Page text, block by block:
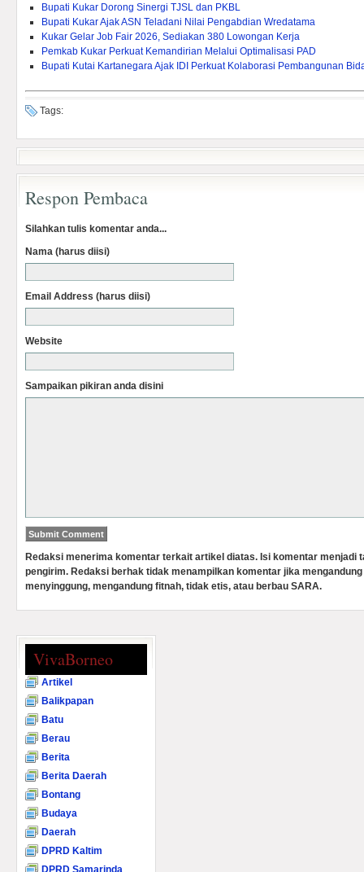
Bupati Kukar Dorong Sinergi TJSL dan PKBL
Bupati Kukar Ajak ASN Teladani Nilai Pengabdian Wredatama
Kukar Gelar Job Fair 2026, Sediakan 380 Lowongan Kerja
Pemkab Kukar Perkuat Kemandirian Melalui Optimalisasi PAD ‎
Bupati Kutai Kartanegara Ajak IDI Perkuat Kolaborasi Pembangunan
Tags:
Respon Pembaca
Silahkan tulis komentar anda...
Nama (harus diisi)
Email Address (harus diisi)
Website
Sampaikan pikiran anda disini
Redaksi menerima komentar terkait artikel diatas. Isi komentar menjadi
pengirim. Redaksi berhak tidak menampilkan komentar jika
menyinggung, mengandung fitnah, tidak etis, atau berbau SARA.
VivaBorneo
Artikel
Balikpapan
Batu
Berau
Berita
Berita Daerah
Bontang
Budaya
Daerah
DPRD Kaltim
DPRD Samarinda